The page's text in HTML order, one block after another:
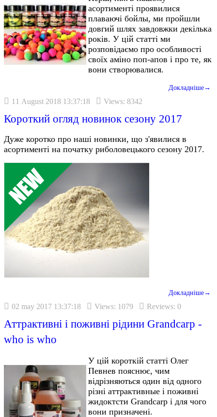
асортименті проявилися
плаваючі бойлы, ми пройшли
довгий шлях завдовжки декілька
років. У цій статті ми
розповідаємо про особливості
своїх аміно поп-апов і про те, як
вони створювалися.
Докладніше→
11 August 2018 13:37:18 Views: 8342
Короткий огляд новинок сезону 2017
Дуже коротко про наші новинки, що з'явилися в
асортименті на початку риболовецького сезону 2017.
Докладніше→
02 may 2017 13:37:18 Views: 1079 Reviews: 0
Аттрактивні і поживні рідини Grandcarp -
who is who
У цій короткій статті Олег
Певнев пояснює, чим
відрізняються один від одного
різні аттрактивные і поживні
жидоктсти Grandcarp і для чого
вони призначені.